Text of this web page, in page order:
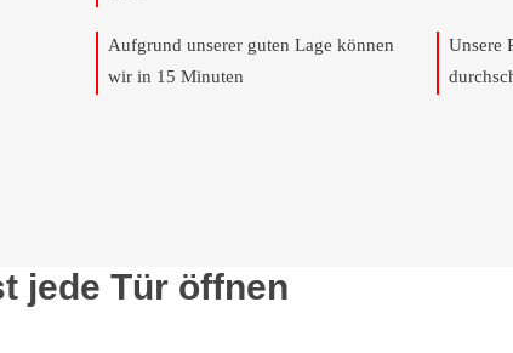
Aufgrund unserer guten Lage können
wir in 15 Minuten
Unsere
jede Tür öffnen